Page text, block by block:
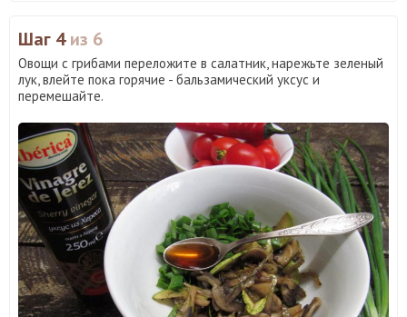
Шаг 4из 6
Овощи с грибами переложите в салатник, нарежьте зеленый
лук, влейте пока горячие - бальзамический уксус и
перемешайте.